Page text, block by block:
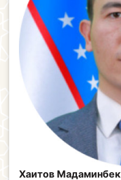
Xaитов Maдаминбек